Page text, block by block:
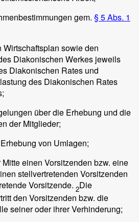
gem. § 5 Abs. 1
sowie den
Diakonischen Werkes jeweils
Diakonischen Rates und
des Diakonischen Rates
über die Erhebung und die
der Mitglieder;
von Umlagen;
einen Vorsitzenden bzw. eine
stellvertretenden Vorsitzenden
Vorsitzende. 2Die
den Vorsitzenden bzw. die
seiner oder ihrer Verhinderung;